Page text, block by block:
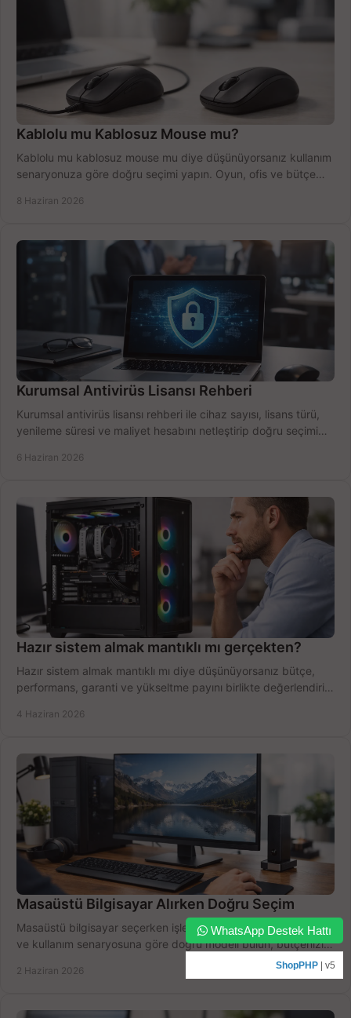
Kablolu mu Kablosuz Mouse mu?
Kablolu mu kablosuz mouse mu diye düşünüyorsanız kullanım
senaryonuza göre doğru seçimi yapın. Oyun, ofis ve bütçe
8 Haziran 2026
Kurumsal Antivirüs Lisansı Rehberi
Kurumsal antivirüs lisansı rehberi ile cihaz sayısı, lisans türü,
yenileme süresi ve maliyet hesabını netleştirip doğru seçimi
6 Haziran 2026
Hazır sistem almak mantıklı mı gerçekten?
Hazır sistem almak mantıklı mı diye düşünüyorsanız bütçe,
performans, garanti ve yükseltme payını birlikte değerlendirin,
4 Haziran 2026
Masaüstü Bilgisayar Alırken Doğru Seçim
Masaüstü bilgisayar seçerken işlemci, RAM, SSD, ekran kartı
ve kullanım senaryosuna göre doğru modeli bulun, bütçenizi
2 Haziran 2026
WhatsApp Destek Hattı
ShopPHP | v5